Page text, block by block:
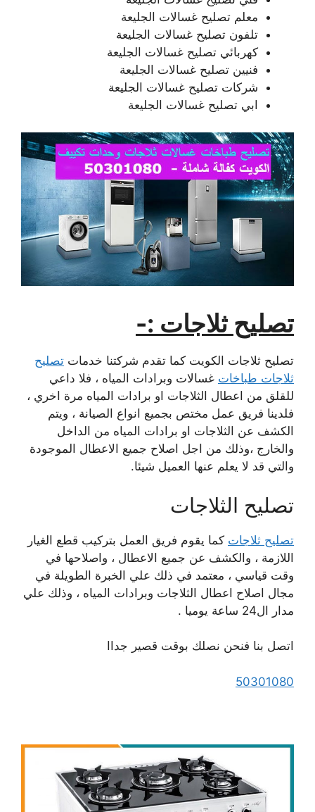
معلم تصليح غسالات الجليعة
تلفون تصليح غسالات الجليعة
كهربائي تصليح غسالات الجليعة
فنيين تصليح غسالات الجليعة
شركات تصليح غسالات الجليعة
ابي تصليح غسالات الجليعة
تصليح ثلاجات :-
تصليح ثلاجات الكويت كما تقدم شركتنا خدمات تصليح
ثلاجات طباخات غسالات وبرادات المياه ، فلا داعي
للقلق من اعطال الثلاجات او برادات المياه مرة اخري ،
فلدينا فريق عمل مختص بجميع انواع الصيانة ، ويتم
الكشف عن الثلاجات او برادات المياه من الداخل
والخارج ،وذلك من اجل اصلاح جميع الاعطال الموجودة
والتي قد لا يعلم عنها العميل شيئا.
تصليح الثلاجات
تصليح ثلاجات كما يقوم فريق العمل بتركيب قطع الغيار
اللازمة ، والكشف عن جميع الاعطال ، واصلاحها في
وقت قياسي ، معتمد في ذلك علي الخبرة الطويلة في
مجال اصلاح اعطال الثلاجات وبرادات المياه ، وذلك علي
مدار ال24 ساعة يوميا .
اتصل بنا فنحن نصلك بوقت قصير جداا
50301080